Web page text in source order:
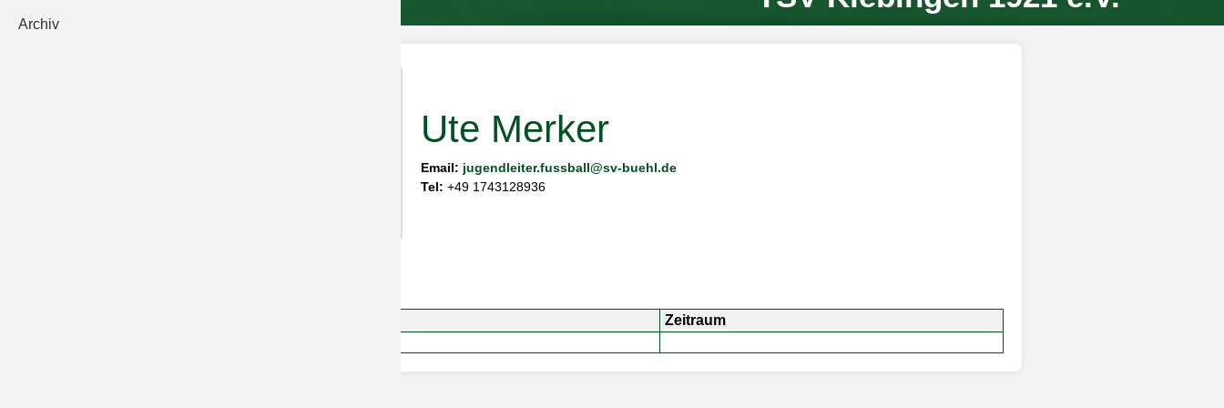
Ute Merker
Email: jugendleiter.fussball@sv-buehl.de
Tel: +49 1743128936
Zeitraum
Archiv Tischtennis